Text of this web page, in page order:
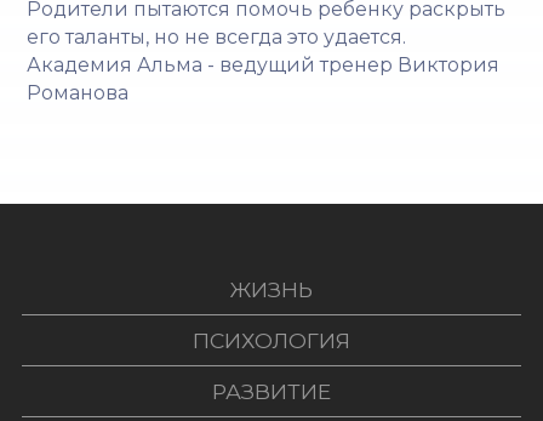
Родители пытаются помочь ребенку раскрыть
его таланты, но не всегда это удается.
Академия Альма - ведущий тренер Виктория
Романова
ЖИЗНЬ
ПСИХОЛОГИЯ
РАЗВИТИЕ